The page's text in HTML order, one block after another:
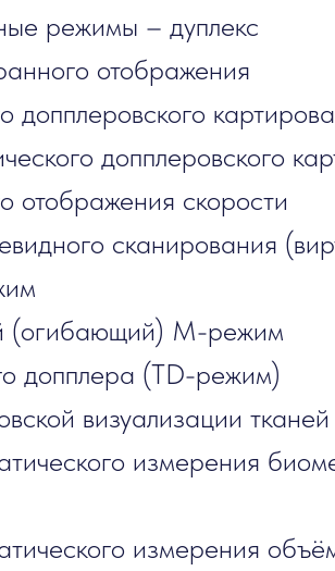
режимы – дуплекс
отображения
допплеровского
допплеровского
отображения скорости
сканирования
(огибающий) М-режим
допплера (TD-режим)
визуализации
измерения
измерения